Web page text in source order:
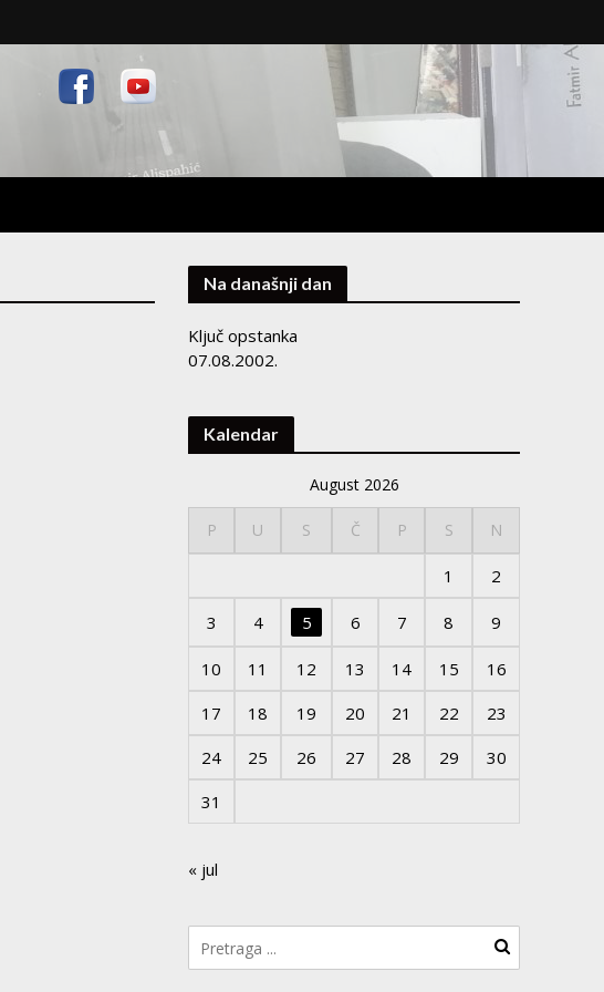
Na današnji dan
Ključ opstanka
07.08.2002.
Kalendar
August 2026
P U S Č P S N
1 2
3 4 5 6 7 8 9
10 11 12 13 14 15
16
17
18 19 20 21 22
23
24
25 26 27 28 29
30
31
« jul